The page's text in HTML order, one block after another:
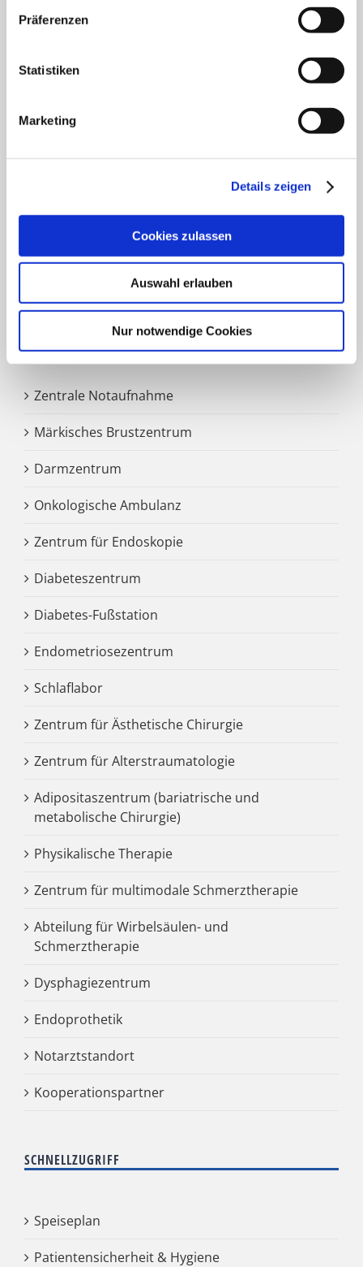
Präferenzen
Statistiken
Marketing
Details zeigen
Cookies zulassen
Auswahl erlauben
Nur notwendige Cookies
Klinik für Innere Medizin Schützenstraße
Klinik für Orthopädie & Unfallchirurgie
Gefäß- und Handchirurgie
Frauenklinik
HNO Belegabteilung
Pflegedienst
SCHWERPUNKTE
Zentrale Notaufnahme
Märkisches Brustzentrum
Darmzentrum
Onkologische Ambulanz
Zentrum für Endoskopie
Diabeteszentrum
Diabetes-Fußstation
Endometriosezentrum
Schlaflabor
Zentrum für Ästhetische Chirurgie
Zentrum für Alterstraumatologie
Adipositaszentrum (bariatrische und
metabolische Chirurgie)
Physikalische Therapie
Zentrum für multimodale Schmerztherapie
Abteilung für Wirbelsäulen- und
Schmerztherapie
Dysphagiezentrum
Endoprothetik
Notarztstandort
Kooperationspartner
SCHNELLZUGRIFF
Speiseplan
Patientensicherheit & Hygiene